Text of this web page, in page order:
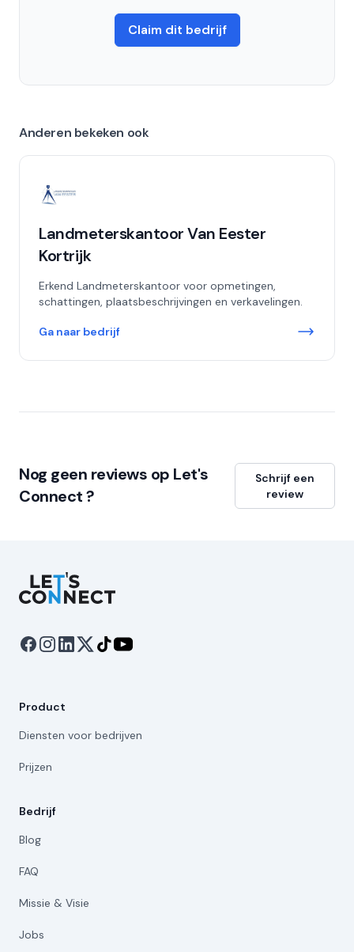
Claim dit bedrijf
Anderen bekeken ook
Landmeterskantoor Van Eester
Kortrijk
Erkend Landmeterskantoor voor opmetingen,
schattingen, plaatsbeschrijvingen en verkavelingen.
Ga naar bedrijf
Nog geen reviews op Let's
Connect ?
Schrijf een
review
Let's Connect
Product
Diensten voor bedrijven
Prijzen
Bedrijf
Blog
FAQ
Missie & Visie
Jobs